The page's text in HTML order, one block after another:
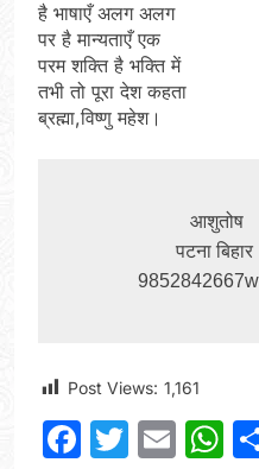
है भाषाएँ अलग अलग
पर है मान्यताएँ एक
परम शक्ति है भक्ति में
तभी तो पूरा देश कहता
ब्रह्मा,विष्णु महेश।
Post Views: 1,161
Facebook
Twitter